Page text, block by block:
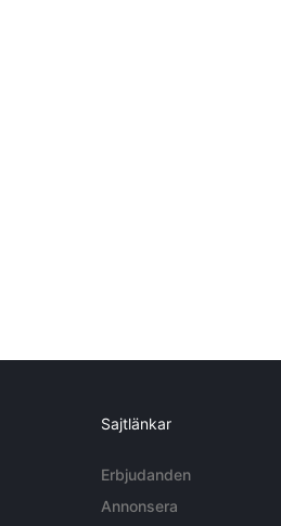
Sajtlänkar
Erbjudanden
Annonsera